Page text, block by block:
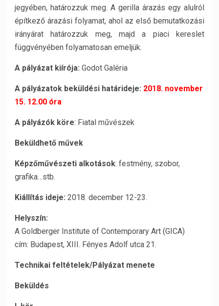
jegyében, határozzuk meg. A gerilla árazás egy alulról
építkező árazási folyamat, ahol az első bemutatkozási
irányárat határozzuk meg, majd a piaci kereslet
függvényében folyamatosan emeljük.
A pályázat kiírója: Godot Galéria
A pályázatok beküldési határideje: 2018. november
15. 12.00 óra
A pályázók köre: Fiatal művészek
Beküldhető művek
Képzőművészeti alkotások: festmény, szobor,
grafika…stb.
Kiállítás ideje: 2018. december 12-23.
Helyszín:
A Goldberger Institute of Contemporary Art (GICA)
cím: Budapest, XIII. Fényes Adolf utca 21.
Technikai feltételek/Pályázat menete
Beküldés